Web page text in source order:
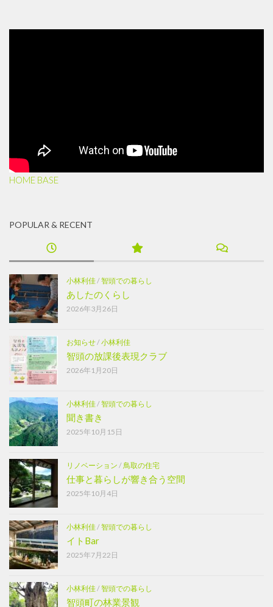
HOME BASE
POPULAR & RECENT
小林利佳/智頭での暮らし
あしたのくらし
2026年3月26日
お知らせ/小林利佳
智頭の放課後表現クラブ
2026年1月20日
小林利佳/智頭での暮らし
聞き書き
2025年10月15日
リノベーション /鳥取の住宅
仕事と暮らしが響き合う空間
2025年10月4日
小林利佳/智頭での暮らし
イトBar
2025年7月22日
小林利佳/智頭での暮らし
智頭町の林業景観